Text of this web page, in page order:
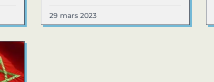
29 mars 2023